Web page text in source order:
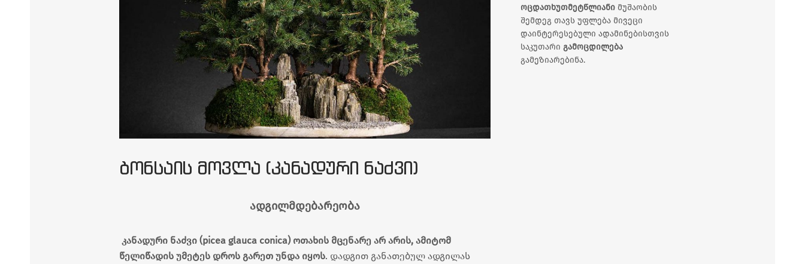
ᲑᲝᲜᲡᲐᲘᲡ ᲛᲝᲕᲚᲐ (ᲙᲐᲜᲐᲓᲣᲠᲘ ᲜᲐᲫᲕᲘ)
ადგილმდებარეობა
კანადური ნაძვი (picea glauca conica) ოთახის მცენარე არ არის, ამიტომ
წელიწადის უმეტეს დროს გარეთ უნდა იყოს. დადგით განათებულ ადგილას
ოცდათხუთმეტწლიანი მუშაობის
შემდეგ თავს უფლება მივეცი
დაინტერესებული ადამინებისთვის
საკუთარიგამოცდილება
გამეზიარებინა.